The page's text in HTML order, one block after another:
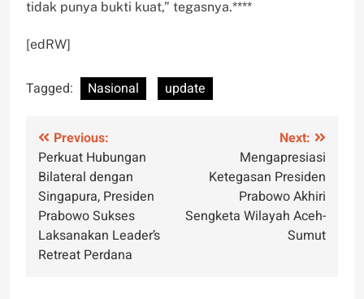
tidak punya bukti kuat,” tegasnya.****
[edRW]
Tagged: Nasional update
Post
navigation
Previous:
Perkuat Hubungan
Bilateral dengan
Singapura, Presiden
Prabowo Sukses
Laksanakan Leader’s
Retreat Perdana
Next:
Mengapresiasi
Ketegasan Presiden
Prabowo Akhiri
Sengketa Wilayah Aceh-
Sumut